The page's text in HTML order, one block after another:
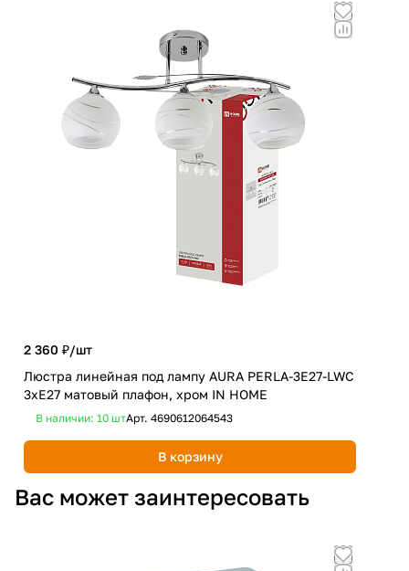
2 360 ₽/шт
Люстра линейная под лампу AURA PERLA-3E27-LWC
3хЕ27 матовый плафон, хром IN HOME
В наличии: 10 штАрт. 4690612064543
В корзину
Вас может заинтересовать